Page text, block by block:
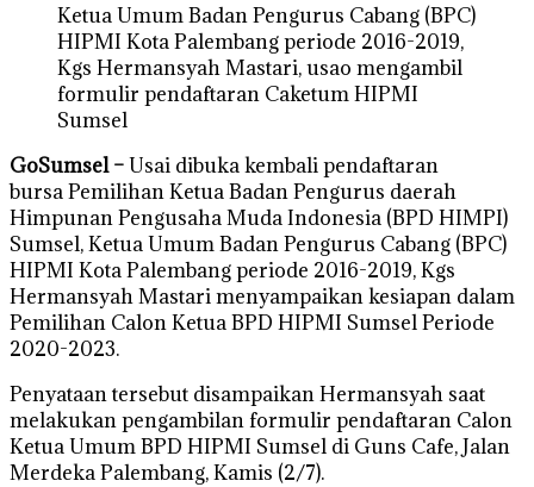
Ketua Umum Badan Pengurus Cabang (BPC)
HIPMI Kota Palembang periode 2016-2019,
Kgs Hermansyah Mastari, usao mengambil
formulir pendaftaran Caketum HIPMI
Sumsel
GoSumsel –Usai dibuka kembali pendaftaran
bursa Pemilihan Ketua Badan Pengurus daerah
Himpunan Pengusaha Muda Indonesia (BPD HIMPI)
Sumsel, Ketua Umum Badan Pengurus Cabang (BPC)
HIPMI Kota Palembang periode 2016-2019, Kgs
Hermansyah Mastari menyampaikan kesiapan dalam
Pemilihan Calon Ketua BPD HIPMI Sumsel Periode
2020-2023.
Penyataan tersebut disampaikan Hermansyah saat
melakukan pengambilan formulir pendaftaran Calon
Ketua Umum BPD HIPMI Sumsel di Guns Cafe, Jalan
Merdeka Palembang, Kamis (2/7).